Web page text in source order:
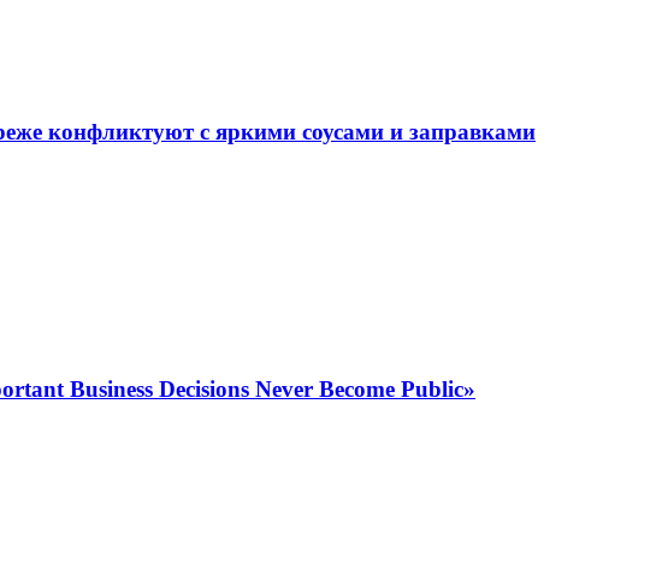
конфликтуют с яркими соусами и заправками
Business Decisions Never Become Public»